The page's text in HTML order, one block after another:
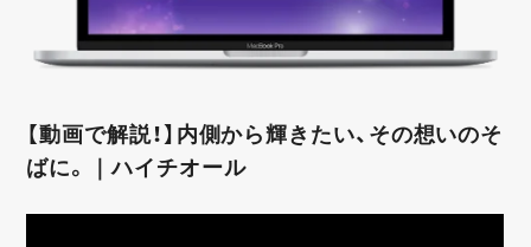
【動画で解説！】内側から輝きたい、その想いのそ
ばに。｜ハイチオール